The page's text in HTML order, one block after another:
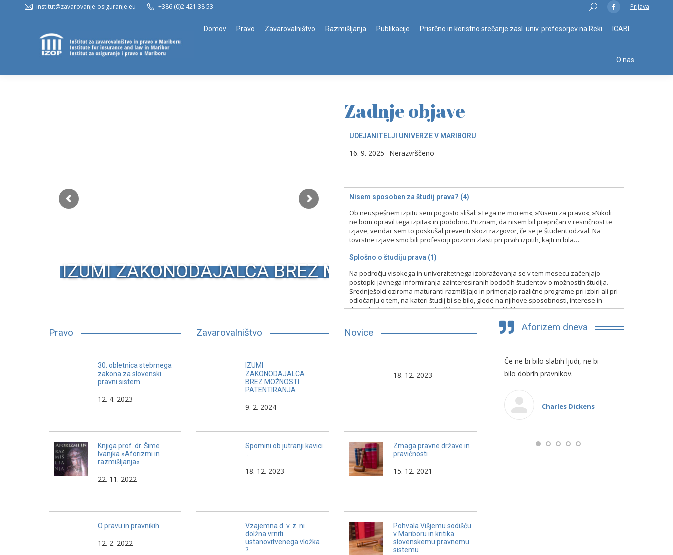
institut@zavarovanje-osiguranje.eu +386 (0)2 421 38 53 Search:
Facebook
page
new
window
Prijava
Domov Pravo Zavarovalništvo Razmišljanja Publikacije Prisrčno in koristno srečanje zasl. univ. profesorjev na Reki ICABI
O nas
IZUMI ZAKONODAJALCA BREZ MOŽNOSTI PATENTIRANJA
Zadnje objave
UDEJANITELJI UNIVERZE V MARIBORU
16. 9. 2025 Nerazvrščeno
Nisem sposoben za študij prava? (4)
Ob neuspešnem izpitu sem pogosto slišal: »Tega ne morem«, »Nisem za pravo«, »Nikoli
ne bom opravil tega izpita« in podobno. Priznam, da nisem bil prepričan v resničnost te
izjave, vendar sem to poskušal preveriti skozi razgovor, če se je študent odzval. Na
tovrstne izjave smo bili profesorji pozorni zlasti pri prvih izpitih, kajti ni bila…
15. 2. 2024 Nerazvrščeno
Splošno o študiju prava (1)
Na področju visokega in univerzitetnega izobraževanja se v tem mesecu začenjajo
postopki javnega informiranja zainteresiranih bodočih študentov o možnostih študija.
Srednješolci oziroma maturanti razmišljajo in primerjajo različne programe pri izbiri ali pri
odločanju o tem, na kateri študij bi se bilo, glede na njihove sposobnosti, interese in
druge lastnosti, primerno vpisati in nadaljevati študij. Mnogim…
13. 2. 2024
Pravo
30. obletnica stebrnega
zakona za slovenski
pravni sistem
12. 4. 2023
Knjiga prof. dr. Šime
Ivanjka »Aforizmi in
razmišljanja«
22. 11. 2022
O pravu in pravnikih
12. 2. 2022
Zavarovalništvo
IZUMI
ZAKONODAJALCA
BREZ MOŽNOSTI
PATENTIRANJA
9. 2. 2024
Spomini ob jutranji kavici
18. 12. 2023
Vzajemna d. v. z. ni
dolžna vrniti
ustanovitvenega vložka
?
Novice
18. 12. 2023
Zmaga pravne države in
pravičnosti
15. 12. 2021
Pohvala Višjemu sodišču
v Mariboru in kritika
slovenskemu pravnemu
sistemu
Aforizem dneva
Pravniki pri svojem poklicnem
delu pozabljajo, da tudi pravniki
delajo vedno dvakrat napake.
Čim je človek starejši, vse bolj in
večkrat poskuša s prstom
pokazati na svoje zasluge iz
in manjši del zavarovalnih
Če ne bi bilo slabih ljudi, ne bi
bilo dobrih pravnikov.
Charles Dickens